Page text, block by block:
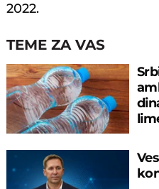
2022.
TEME ZA VAS